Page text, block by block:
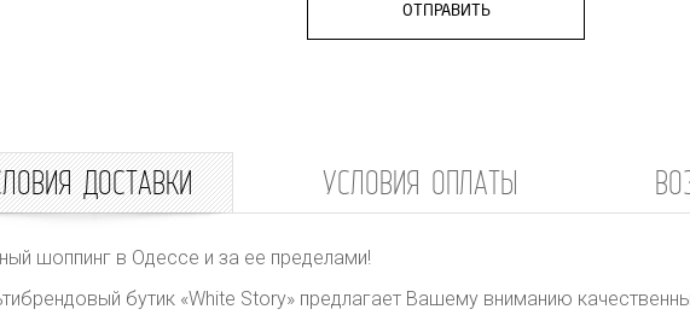
ОТПРАВИТЬ
ДОСТАВКИ УСЛОВИЯ ОПЛАТЫ
шоппинг в Одессе и за ее пределами!
бутик «White Story» предлагает Вашему вниманию